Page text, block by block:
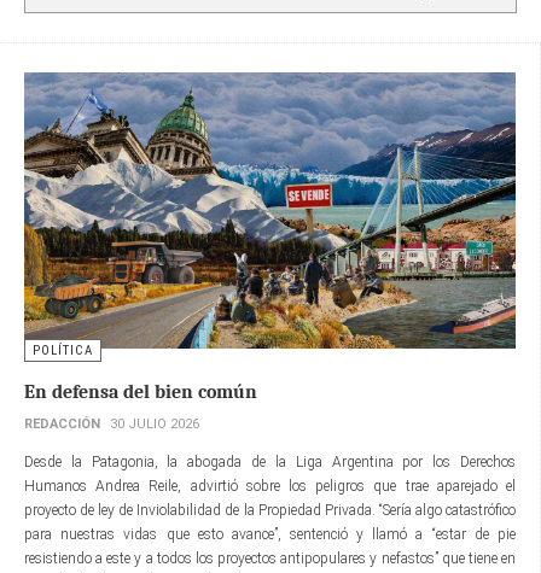
POLÍTICA
En defensa del bien común
REDACCIÓN 30 JULIO 2026
Desde la Patagonia, la abogada de la Liga Argentina por los Derechos
Humanos Andrea Reile, advirtió sobre los peligros que trae aparejado el
proyecto de ley de Inviolabilidad de la Propiedad Privada. “Sería algo catastrófico
para nuestras vidas que esto avance”, sentenció y llamó a “estar de pie
resistiendo a este y a todos los proyectos antipopulares y nefastos” que tiene en